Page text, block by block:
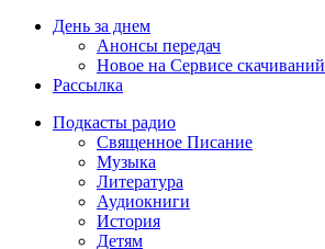
День за днем
Анонсы передач
Новое на Сервисе скачиваний
Рассылка
Подкасты радио
Священное Писание
Музыка
Литература
Аудиокниги
История
Детям